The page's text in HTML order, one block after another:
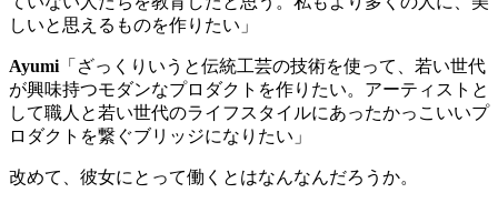
しいと思えるものを作りたい」
Ayumi 「ざっくりいうと伝統工芸の技術を使って、若い世代
が興味持つモダンなプロダクトを作りたい。アーティストと
して職人と若い世代のライフスタイルにあったかっこいいプ
ロダクトを繋ぐブリッジになりたい」
改めて、彼女にとって働くとはなんなんだろうか。